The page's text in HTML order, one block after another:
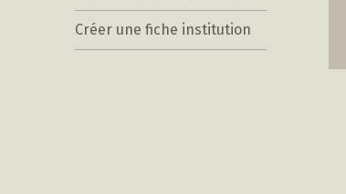
Créer une fiche institution